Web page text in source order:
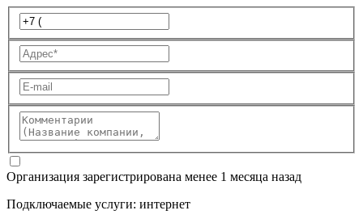
Организация зарегистрирована менее 1 месяца назад
Подключаемые услуги: интернет